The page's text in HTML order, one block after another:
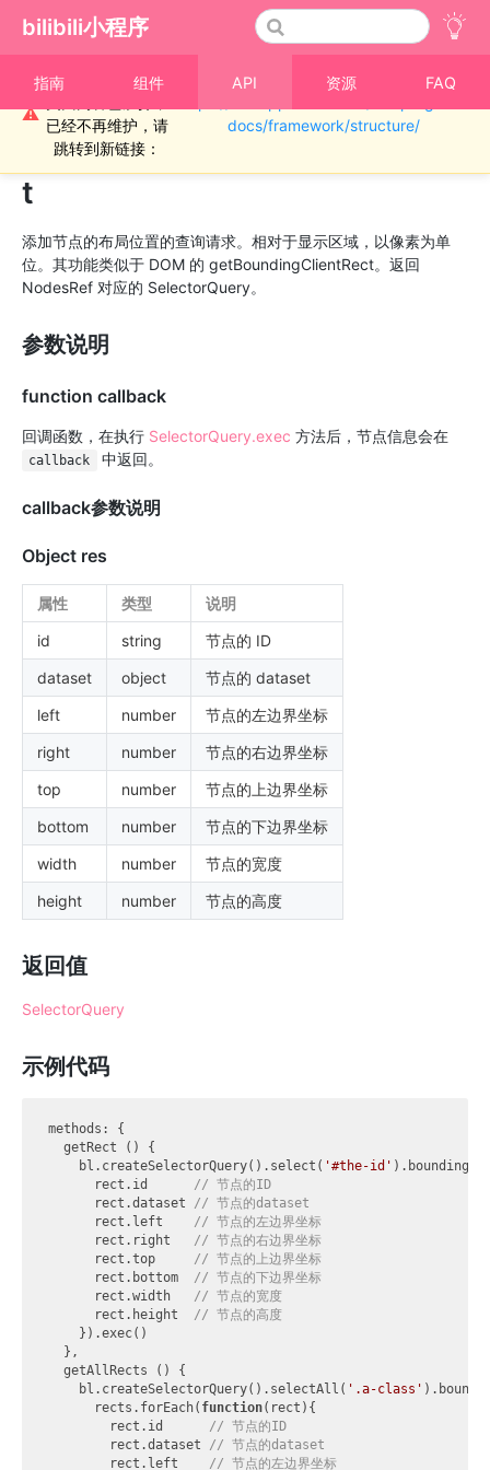
bilibili小程序
指南 组件 API 资源 FAQ
⚠
重要通知！！！本
已经不再维护，请
跳转到新链接：
docs/framework/structure/
› NodesRef
NodesRef.boundingClientRec
t
添加节点的布局位置的查询请求。相对于显示区域，以像素为单
位。其功能类似于 DOM 的 getBoundingClientRect。返回
NodesRef 对应的 SelectorQuery。
参数说明
function callback
回调函数，在执行 SelectorQuery.exec 方法后，节点信息会在
callback 中返回。
callback参数说明
Object res
属性 类型
说明
id
string
节点的 ID
dataset
object
节点的 dataset
left
number
节点的左边界坐标
right
number
节点的右边界坐标
top
number
节点的上边界坐标
bottom
number
节点的下边界坐标
width
number
节点的宽度
height
number 节点的高度
返回值
SelectorQuery
示例代码
methods: {
  getRect () {
    bl.createSelectorQuery().select(
'#the-id'
      rect.id
// 节点的ID
      rect.dataset
// 节点的dataset
      rect.left
// 节点的左边界坐标
      rect.right
// 节点的右边界坐标
      rect.top
// 节点的上边界坐标
      rect.bottom
// 节点的下边界坐标
      rect.width
// 节点的宽度
      rect.height
// 节点的高度
    }).exec()
  },
  getAllRects () {
    bl.createSelectorQuery().selectAll(
'.a-class'
      rects.forEach(
function( rect ) {
        rect.id
// 节点的ID
        rect.dataset
// 节点的dataset
        rect.left
// 节点的左边界坐标